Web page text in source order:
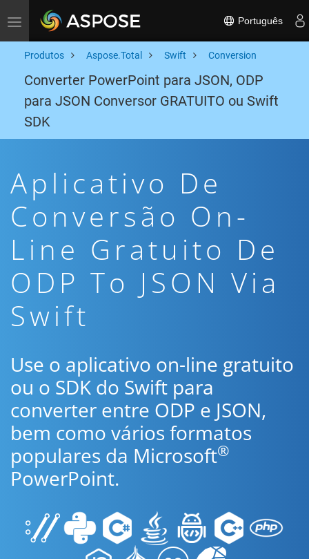
Toggle navigation Português
Produtos Aspose.Total Swift Conversion
Converter PowerPoint para JSON, ODP
para JSON Conversor GRATUITO ou Swift
SDK
Aplicativo De
Conversão On-
Line Gratuito De
ODP To JSON Via
Swift
Use o aplicativo on-line gratuito
ou o SDK do Swift para
converter entre ODP e JSON,
bem como vários formatos
populares da Microsoft®
PowerPoint.